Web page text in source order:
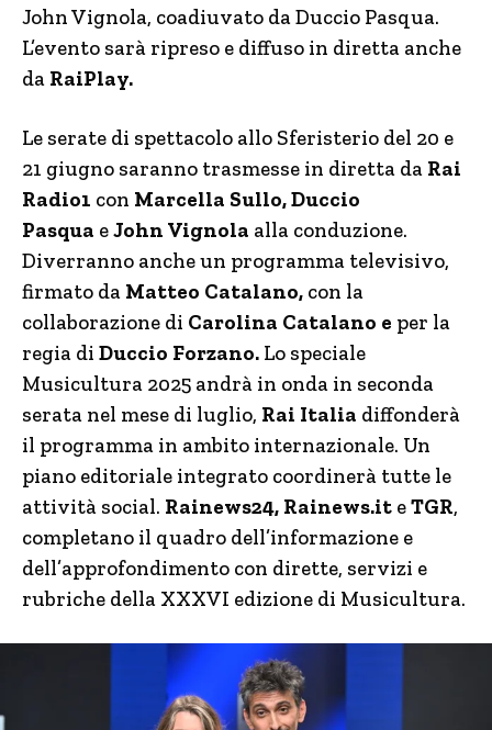
John Vignola, coadiuvato da Duccio Pasqua.
L’evento sarà ripreso e diffuso in diretta anche
da RaiPlay.
Le serate di spettacolo allo Sferisterio del 20 e
21 giugno saranno trasmesse in diretta da Rai
Radio1 con Marcella Sullo, Duccio
Pasqua eJohn Vignola alla conduzione.
Diverranno anche un programma televisivo,
firmato da Matteo Catalano, con la
collaborazione di Carolina Catalano e per la
regia di Duccio Forzano. Lo speciale
Musicultura 2025 andrà in onda in seconda
serata nel mese di luglio, Rai Italia diffonderà
il programma in ambito internazionale. Un
piano editoriale integrato coordinerà tutte le
attività social. Rainews24, Rainews.it eTGR,
completano il quadro dell’informazione e
dell’approfondimento con dirette, servizi e
rubriche della XXXVI edizione di Musicultura.